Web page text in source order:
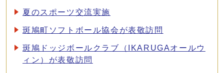
夏のスポーツ交流実施
斑鳩町ソフトボール協会が表敬訪問
斑鳩ドッジボールクラブ（IKARUGAオールウ
ィン）が表敬訪問